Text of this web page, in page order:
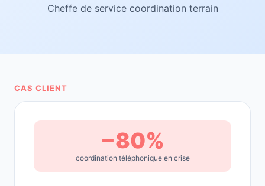
Cheffe de service coordination terrain
CAS CLIENT
−80%
coordination téléphonique en crise